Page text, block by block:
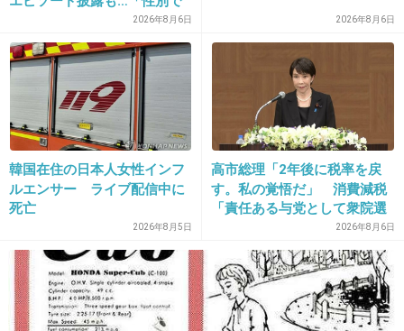
まぁ、かわいくないより可愛いにこしたことは
ないが。
そもそも気持ち悪い企画だ
-0
27. 匿名 2013/02/19(火) 16:35:50
決めんな」一部視聴者から違
和感
2026年8月6日 2026年8月6日
韓国在住の日本人女性インフ
ルエンサー ライブ配信中に
死亡
2026年8月5日
高市総理「2年後に税率を戻
す。私の覚悟だ」 消費減税
「責任ある与党として衆院選
公約に掲げ理解賜った」2026年8月6日